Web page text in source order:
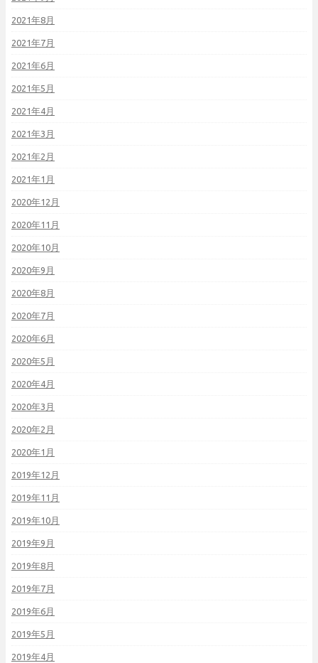
2021年8月
2021年7月
2021年6月
2021年5月
2021年4月
2021年3月
2021年2月
2021年1月
2020年12月
2020年11月
2020年10月
2020年9月
2020年8月
2020年7月
2020年6月
2020年5月
2020年4月
2020年3月
2020年2月
2020年1月
2019年12月
2019年11月
2019年10月
2019年9月
2019年8月
2019年7月
2019年6月
2019年5月
2019年4月